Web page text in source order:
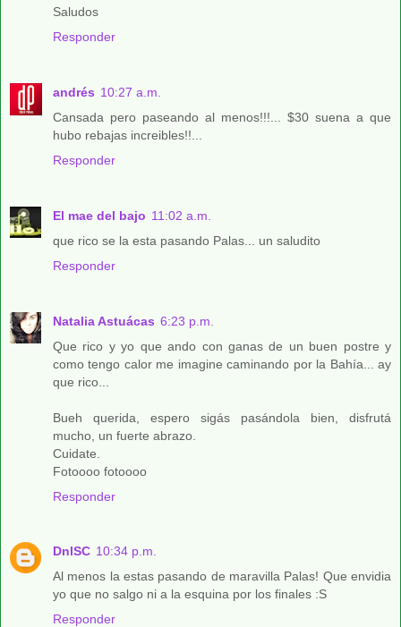
Saludos
Responder
andrés 10:27 a.m.
Cansada pero paseando al menos!!!... $30 suena a que
hubo rebajas increibles!!...
Responder
El mae del bajo 11:02 a.m.
que rico se la esta pasando Palas... un saludito
Responder
Natalia Astuácas 6:23 p.m.
Que rico y yo que ando con ganas de un buen postre y
como tengo calor me imagine caminando por la Bahía... ay
que rico...
Bueh querida, espero sigás pasándola bien, disfrutá
mucho, un fuerte abrazo.
Cuidate.
Fotoooo fotoooo
Responder
DnlSC 10:34 p.m.
Al menos la estas pasando de maravilla Palas! Que envidia
yo que no salgo ni a la esquina por los finales :S
Responder